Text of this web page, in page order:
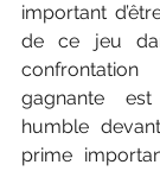
important
de ce jeu
gagnante
humble
prime